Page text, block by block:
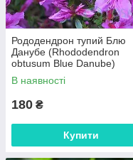
Рододендрон тупий Блю
Данубе (Rhododendron
obtusum Blue Danube)
В наявності
180 ₴
Купити